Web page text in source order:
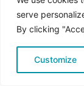
serve
By clicking
Customize
Copyright ©